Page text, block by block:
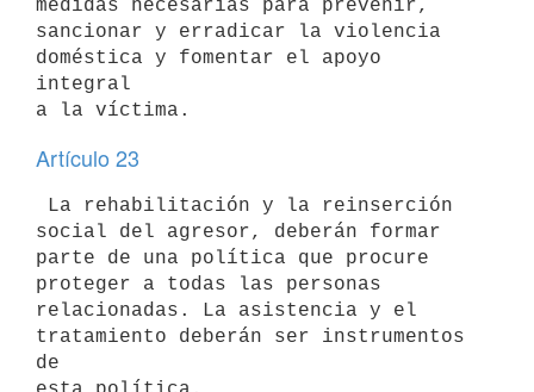
medidas necesarias para prevenir,
sancionar y erradicar la violencia
doméstica y fomentar el apoyo
integral
Artículo 23
social del agresor, deberán formar
parte de una política que procure
proteger a todas las personas
relacionadas. La asistencia y el
tratamiento deberán ser instrumentos
de